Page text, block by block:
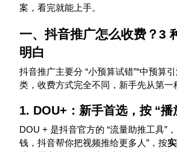
案，看完就能上手。
一、抖音推广怎么收费？3
明白
抖音推广主要分 “小预算试错”“中预算
类，收费方式完全不同，新手先从第一
1. DOU+ ：新手首选，按 “播
DOU + 是抖音官方的 “流量助推工具”
钱，抖音帮你把视频推给更多人” ，按